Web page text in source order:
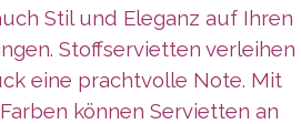
Stil und Eleganz auf Ihren
Stoffservietten verleihen
eine prachtvolle Note. Mit
können Servietten an